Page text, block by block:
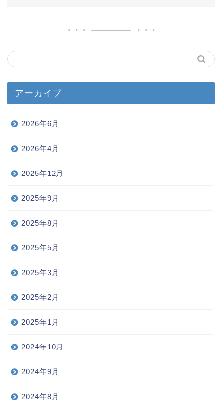
アーカイブ
2026年6月
2026年4月
2025年12月
2025年9月
2025年8月
2025年5月
2025年3月
2025年2月
2025年1月
2024年10月
2024年9月
2024年8月